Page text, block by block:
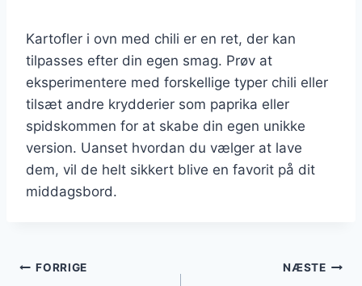
Kartofler i ovn med chili er en ret, der kan
tilpasses efter din egen smag. Prøv at
eksperimentere med forskellige typer chili eller
tilsæt andre krydderier som paprika eller
spidskommen for at skabe din egen unikke
version. Uanset hvordan du vælger at lave
dem, vil de helt sikkert blive en favorit på dit
middagsbord.
Indlægsnavigation
FORRIGE NÆSTE